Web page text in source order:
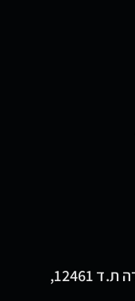
הבנאים 18, אזור תעשיה כבדה ת.ד 12461,